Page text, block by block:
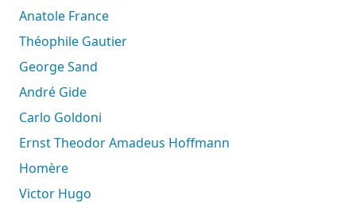
Anatole France
Théophile Gautier
George Sand
André Gide
Carlo Goldoni
Ernst Theodor Amadeus Hoffmann
Homère
Victor Hugo